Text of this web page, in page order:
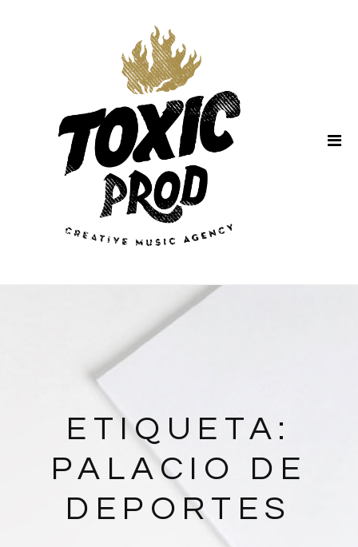
ETIQUETA:
PALACIO DE
DEPORTES